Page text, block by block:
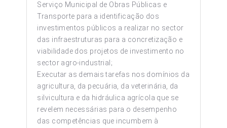
Serviço Municipal de Obras Públicas e
Transporte para a identificação dos
investimentos públicos a realizar no sector
das infraestruturas para a concretização e
viabilidade dos projetos de investimento no
sector agro-industrial;
Executar as demais tarefas nos domínios da
agricultura, da pecuária, da veterinária, da
silvicultura e da hidráulica agrícola que se
revelem necessárias para o desempenho
das competências que incumbem à